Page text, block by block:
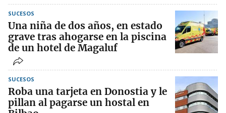
SUCESOS
Una niña de dos años, en estado
grave tras ahogarse en la piscina
de un hotel de Magaluf
SUCESOS
Roba una tarjeta en Donostia y le
pillan al pagarse un hostal en